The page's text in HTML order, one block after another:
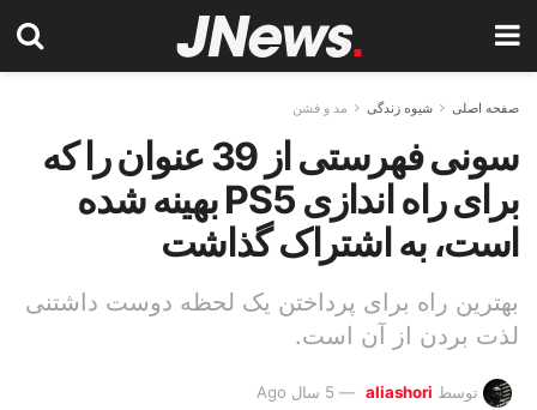
صفحه اصلی شیوه زندگی مد و فشن
سونی فهرستی از 39 عنوان را که
برای راه اندازی PS5 بهینه شده
است، به اشتراک گذاشت
بهترین راه برای پرداختن یک لحظه دوست داشتنی
لذت بردن از آن است.
توسط aliashori 5 سال Ago